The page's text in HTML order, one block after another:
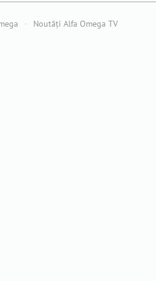
Noutăți Alfa Omega TV